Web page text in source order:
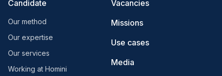
Candidate
Our method
Our expertise
Our services
Working at Homini
Vacancies
Missions
Use cases
Media